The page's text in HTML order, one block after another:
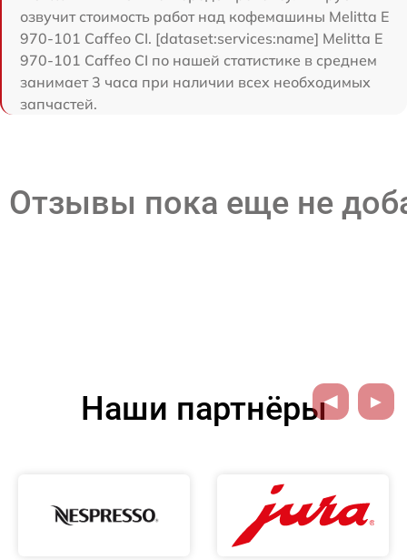
озвучит стоимость работ над кофемашины Melitta Е
970-101 Caffeo CI. [dataset:services:name] Melitta Е
970-101 Caffeo CI по нашей статистике в среднем
занимает 3 часа при наличии всех необходимых
запчастей.
Отзывы пока еще не
Наши партнёры